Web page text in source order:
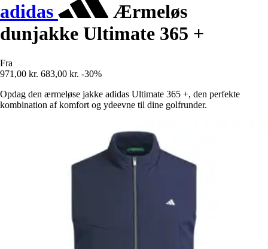
adidas
Ærmeløs
dunjakke Ultimate 365 +
Fra
971,00 kr. 683,00 kr. -30%
Opdag den ærmeløse jakke adidas Ultimate 365 +, den perfekte
kombination af komfort og ydeevne til dine golfrunder.